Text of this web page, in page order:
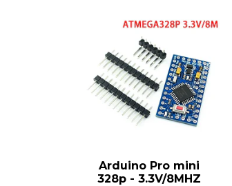
Arduino Pro mini
328p - 3.3V/8MHZ